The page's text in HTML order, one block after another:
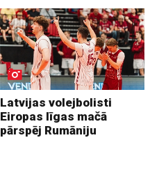
Latvijas volejbolisti
Eiropas līgas mačā
pārspēj Rumāniju